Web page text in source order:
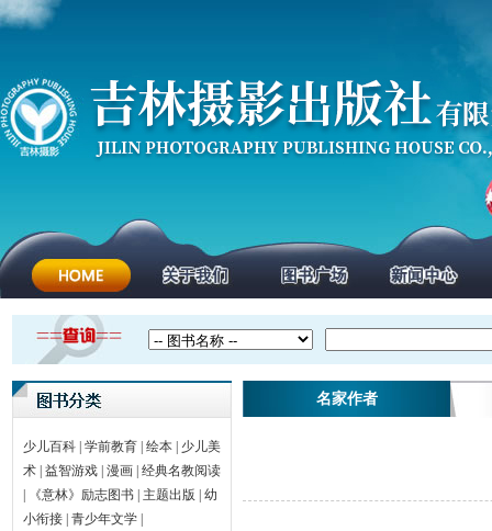
少儿百科 学前教育 绘本
少儿美
术 益智游戏 漫画 经典名教阅读
《意林》励志图书 主题出版
幼
小衔接 青少年文学
名家作者